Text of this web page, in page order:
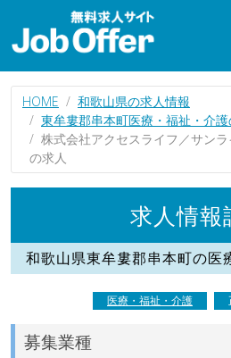
HOME
和歌山県の求人情報
東牟婁郡串本町医療・福祉・介護
株式会社アクセスライフ／サン
の求人
求人情報
和歌山県東牟婁郡串本町の医
医療・福祉・介護
募集業種